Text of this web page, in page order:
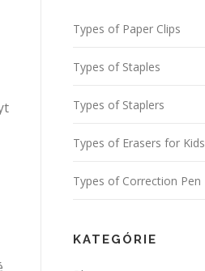
Types of Paper Clips
Types of Staples
Types of Staplers
Types of Erasers for Kids
Types of Correction Pen
KATEGÓRIE